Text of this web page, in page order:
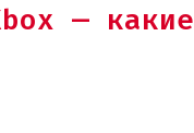
— какие